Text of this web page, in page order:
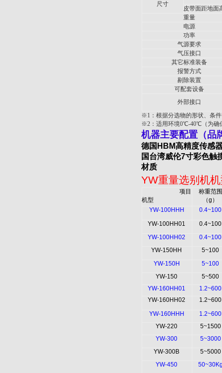
尺寸
皮带面距地面
重量
电源
功率
气源要求
气压接口
其它标准装备
报警方式
剔除装置
可配套设备
外部接口
※1：根据分选物的形状、条
※2：适用环境0℃-40℃（为确
机器主要配置（品
德国 HBM高精度传感
国台湾威伦7寸彩色触
材质
YW重量选别机
项目
机型
称重范围
（g ）
YW-100HHH
0.4~100
YW-100HH01
0.4~100
YW-100HH02
0.4~100
YW-150HH
5~100
YW-150H
5~100
YW-150
5~500
YW-160HH01
1.2~600
YW-160HH02
1.2~600
YW-160HHH
1.2~600
YW-220
5~1500
YW-300
5~3000
YW-300B
5~5000
YW-450